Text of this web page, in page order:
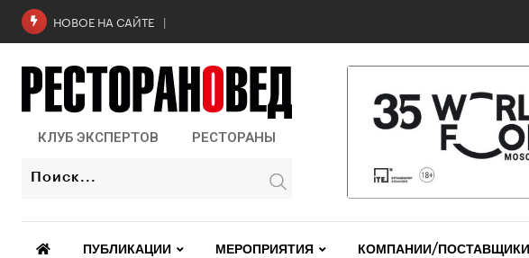
НОВОЕ НА САЙТЕ
КЛУБ ЭКСПЕРТОВ РЕСТОРАНЫ
ПУБЛИКАЦИИ МЕРОПРИЯТИЯ КОМПАНИИ/ПОСТАВЩИКИ